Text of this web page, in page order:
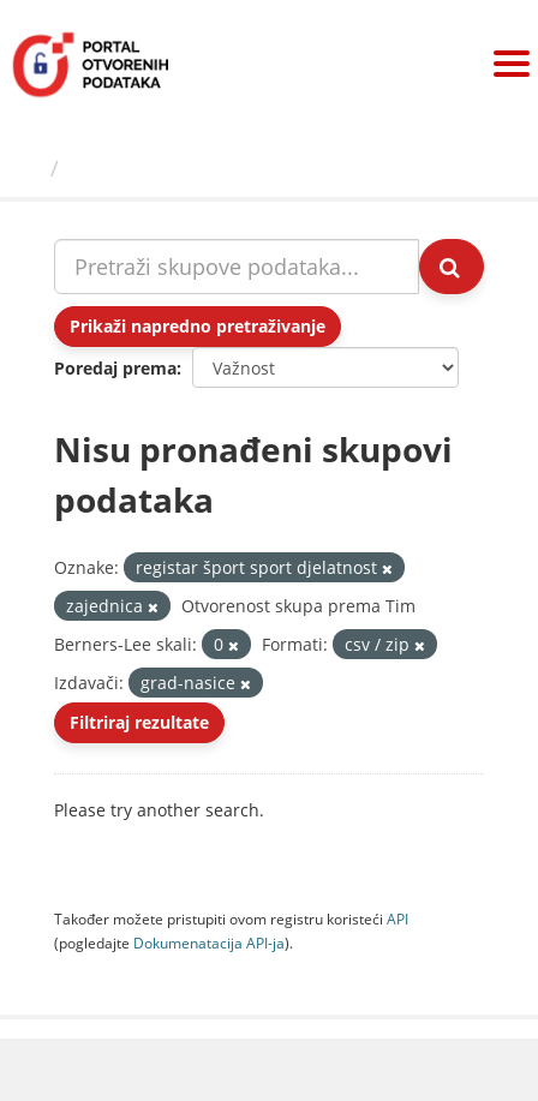
sadržaj
Prikaži napredno pretraživanje
Poredaj prema
Nisu pronađeni skupovi
podataka
Oznake:
registar šport sport djelatnost
zajednica
Otvorenost skupa prema Tim
Berners-Lee skali:
0 Formati:
csv / zip
Izdavači:
grad-nasice
Filtriraj rezultate
Please try another search.
Također možete pristupiti ovom registru koristeći API
(pogledajte Dokumenаtаcijа API-jа).